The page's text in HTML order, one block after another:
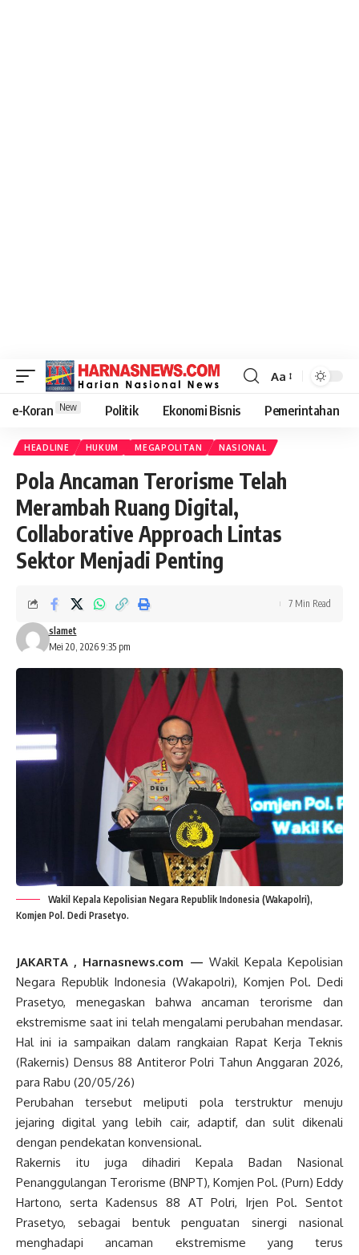
Aa
e-Koran New Politik Ekonomi Bisnis Pemerintahan
HEADLINE HUKUM MEGAPOLITAN NASIONAL
Pola Ancaman Terorisme Telah
Merambah Ruang Digital,
Collaborative Approach Lintas
Sektor Menjadi Penting
Mei 20, 2026 9:35 pm
slamet
7 Min Read
Wakil Kepala Kepolisian Negara Republik Indonesia (Wakapolri),
Komjen Pol. Dedi Prasetyo.
JAKARTA , Harnasnews.com — Wakil Kepala Kepolisian
Negara Republik Indonesia (Wakapolri), Komjen Pol. Dedi
Prasetyo, menegaskan bahwa ancaman terorisme dan
ekstremisme saat ini telah mengalami perubahan mendasar.
Hal ini ia sampaikan dalam rangkaian Rapat Kerja Teknis
(Rakernis) Densus 88 Antiteror Polri Tahun Anggaran 2026,
para Rabu (20/05/26)
Perubahan tersebut meliputi pola terstruktur menuju
jejaring digital yang lebih cair, adaptif, dan sulit dikenali
dengan pendekatan konvensional.
Rakernis itu juga dihadiri Kepala Badan Nasional
Penanggulangan Terorisme (BNPT), Komjen Pol. (Purn) Eddy
Hartono, serta Kadensus 88 AT Polri, Irjen Pol. Sentot
Prasetyo, sebagai bentuk penguatan sinergi nasional
menghadapi ancaman ekstremisme yang terus